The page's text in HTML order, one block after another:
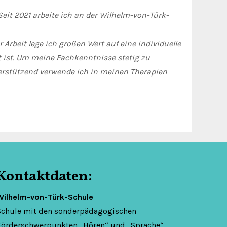
2021 arbeite ich an der Wilhelm-von-Türk-
lege ich großen Wert auf eine individuelle
Um meine Fachkenntnisse stetig zu
verwende ich in meinen Therapien
von-Türk-Schule
mit den sonderpädagogischen